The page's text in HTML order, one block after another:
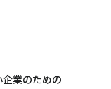
業のための